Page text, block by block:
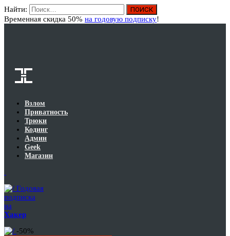
Найти:
Временная скидка 50% на годовую подписку!
Взлом
Приватность
Трюки
Кодинг
Админ
Geek
Магазин
Годовая
подписка
на
Хакер
-50%